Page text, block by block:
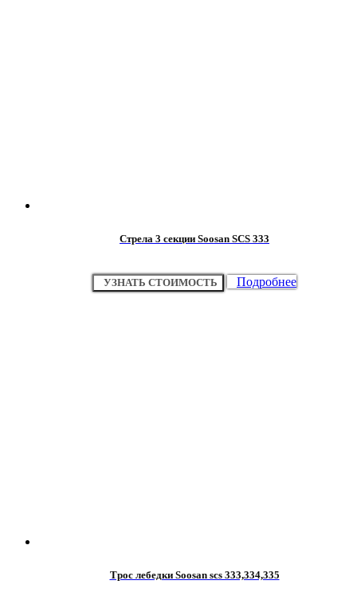
Стрела 3 секции Soosan SCS 333
УЗНАТЬ СТОИМОСТЬ Подробнее
Трос лебедки Soosan scs 333,334,335